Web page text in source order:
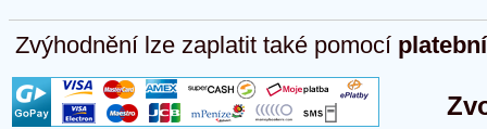
Zvýhodnění lze zaplatit také pomocí